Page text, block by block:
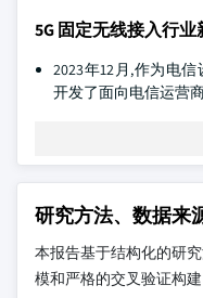
5G 固定无线接入行业
2023年12月,作为电
开发了面向电信运营
研究方法、数据来
本报告基于结构化的研
模和严格的交叉验证构